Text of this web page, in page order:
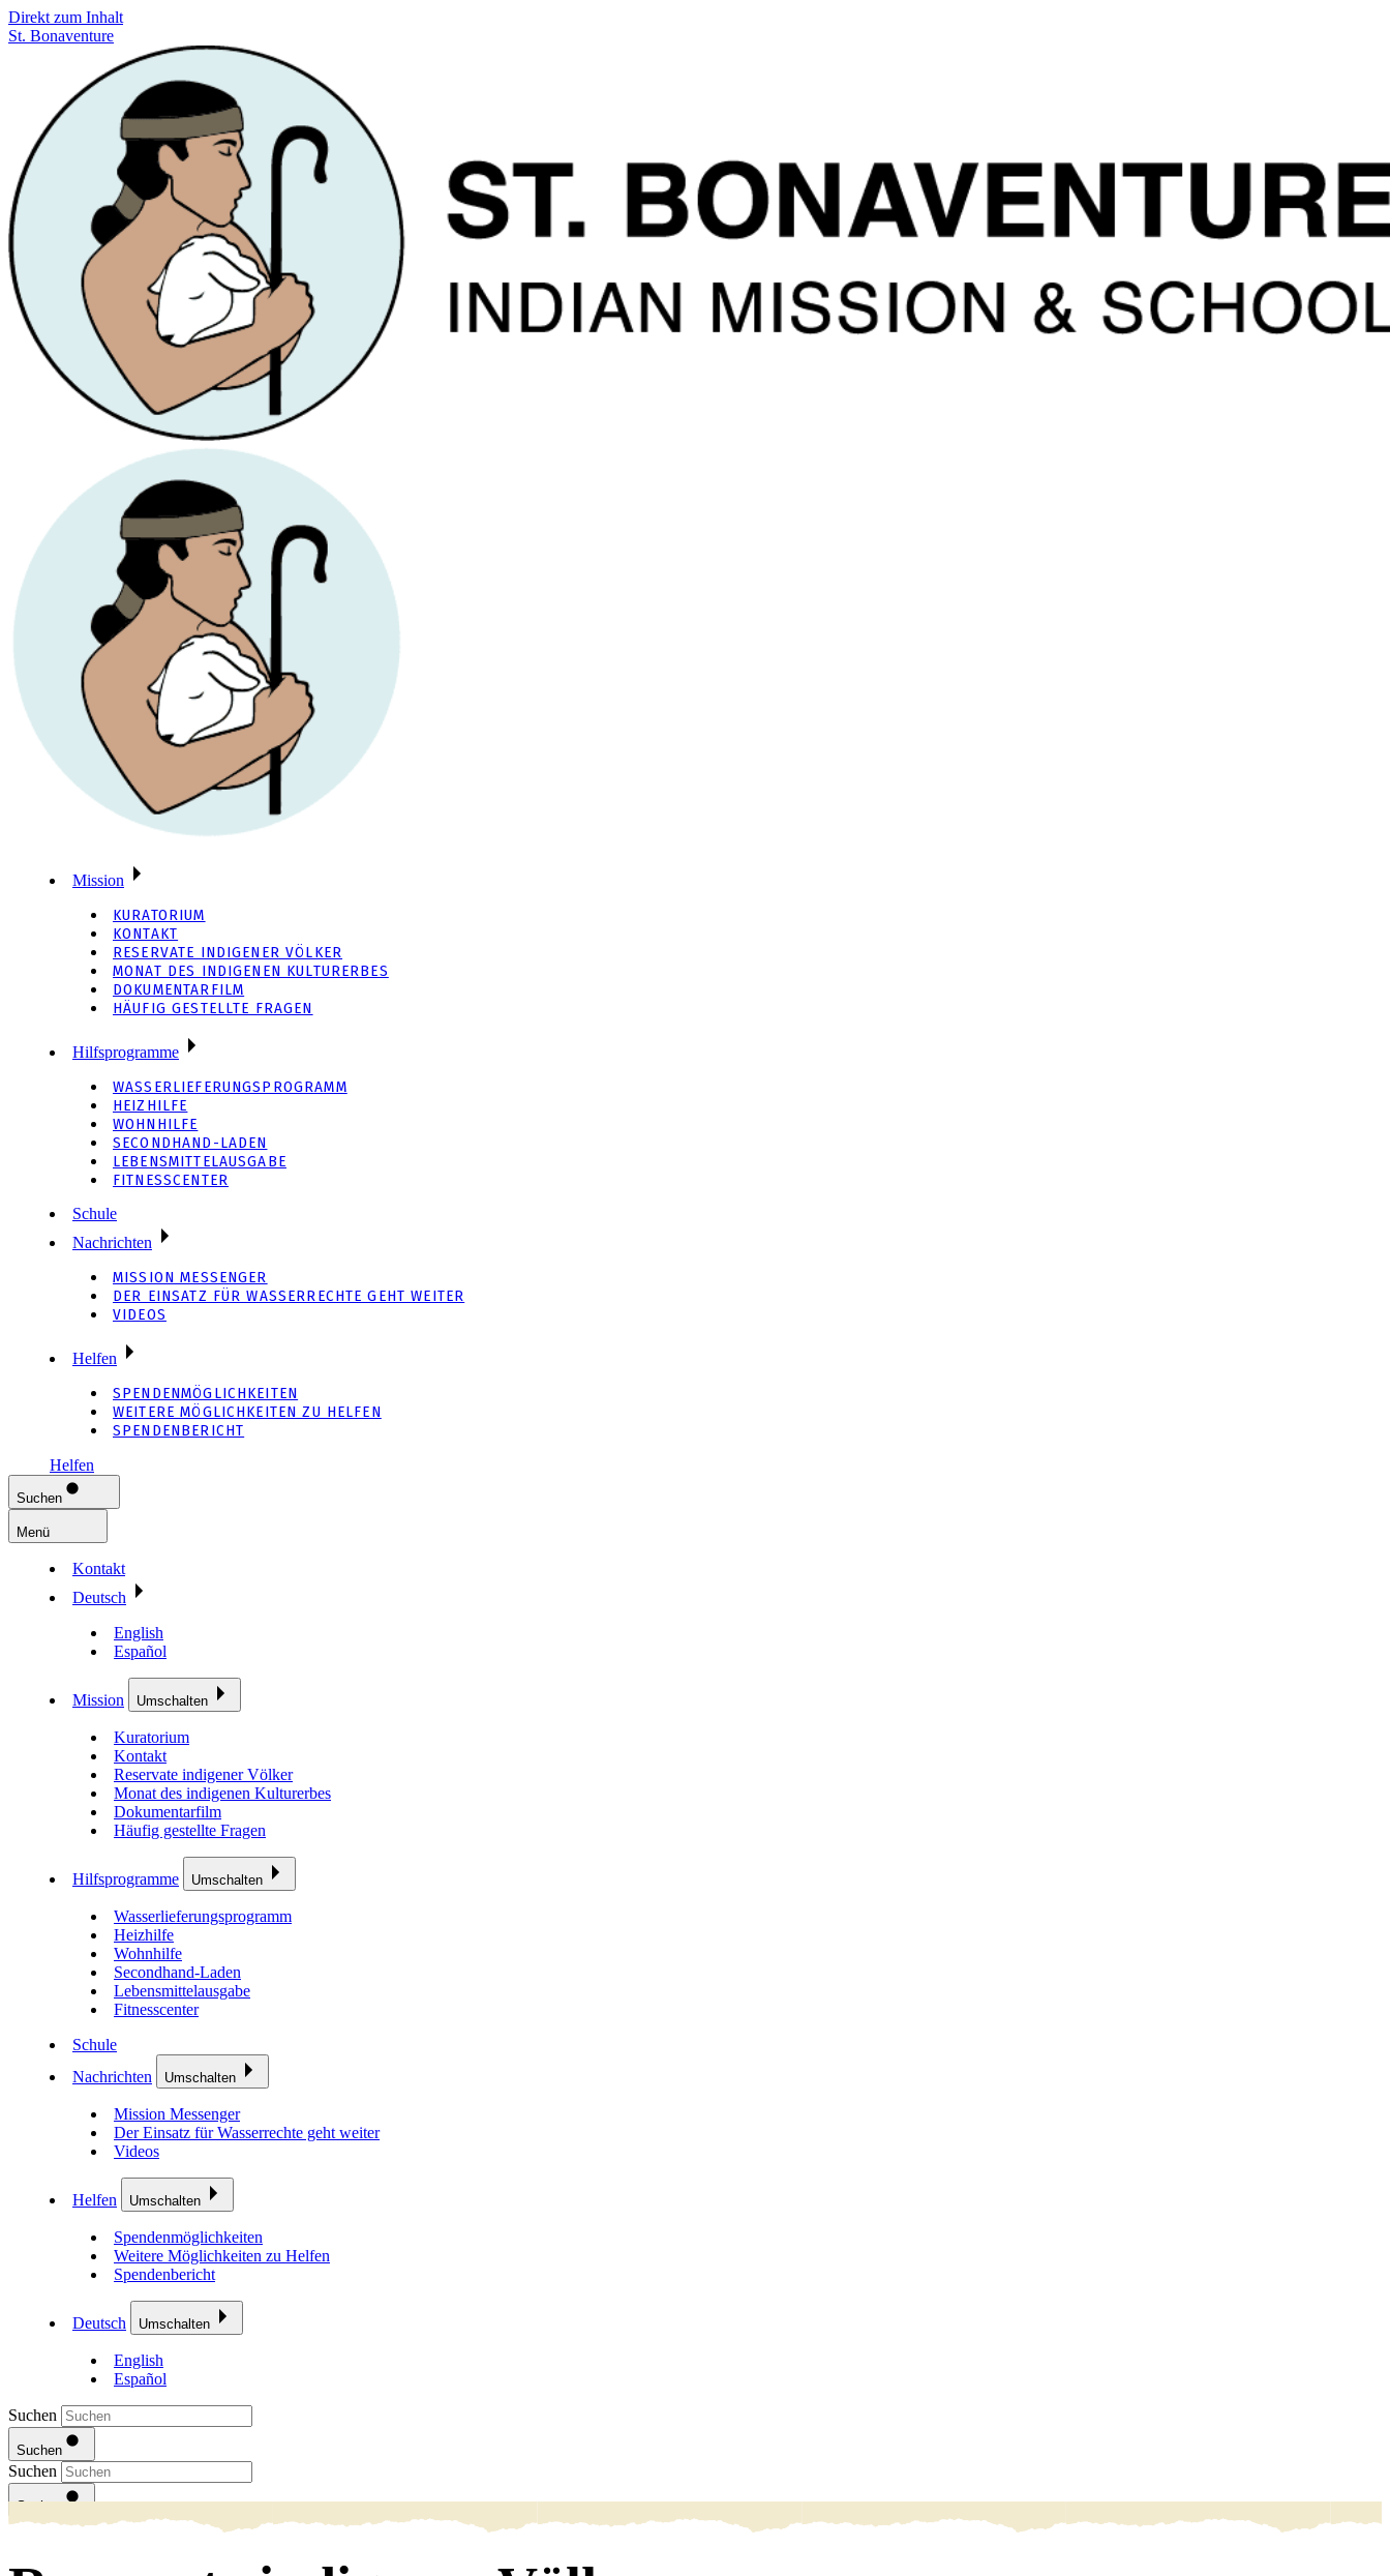
Direkt zum Inhalt
St. Bonaventure
Mission
KURATORIUM
KONTAKT
RESERVATE INDIGENER VÖLKER
MONAT DES INDIGENEN KULTURERBES
DOKUMENTARFILM
HÄUFIG GESTELLTE FRAGEN
Hilfsprogramme
WASSERLIEFERUNGSPROGRAMM
HEIZHILFE
WOHNHILFE
SECONDHAND-LADEN
LEBENSMITTELAUSGABE
FITNESSCENTER
Schule
Nachrichten
MISSION MESSENGER
DER EINSATZ FÜR WASSERRECHTE GEHT WEITER
VIDEOS
Helfen
SPENDENMÖGLICHKEITEN
WEITERE MÖGLICHKEITEN ZU HELFEN
SPENDENBERICHT
Helfen
Suchen
Menü
Kontakt
Deutsch
English
Español
Mission Umschalten
Kuratorium
Kontakt
Reservate indigener Völker
Monat des indigenen Kulturerbes
Dokumentarfilm
Häufig gestellte Fragen
Hilfsprogramme Umschalten
Wasserlieferungsprogramm
Heizhilfe
Wohnhilfe
Secondhand-Laden
Lebensmittelausgabe
Fitnesscenter
Schule
Nachrichten
Umschalten
Mission Messenger
Der Einsatz für Wasserrechte geht weiter
Videos
Helfen Umschalten
Spendenmöglichkeiten
Weitere Möglichkeiten zu Helfen
Spendenbericht
Deutsch Umschalten
English
Español
Suchen
Suchen
Suchen
Suchen